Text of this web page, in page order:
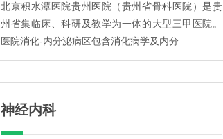
北京积水潭医院贵州医院（贵州省骨科医院）是贵
州省集临床、科研及教学为一体的大型三甲医院。
医院消化-内分泌病区包含消化病学及内分...
神经内科